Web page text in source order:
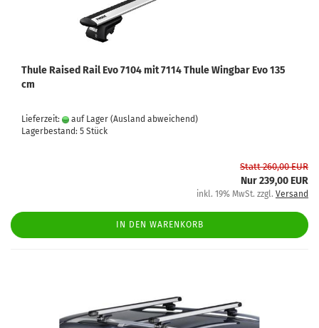
Thule Raised Rail Evo 7104 mit 7114 Thule Wingbar Evo 135
cm
Lieferzeit: auf Lager (Ausland abweichend)
Lagerbestand: 5 Stück
Statt 260,00 EUR
Nur 239,00 EUR
inkl. 19% MwSt. zzgl. Versand
IN DEN WARENKORB